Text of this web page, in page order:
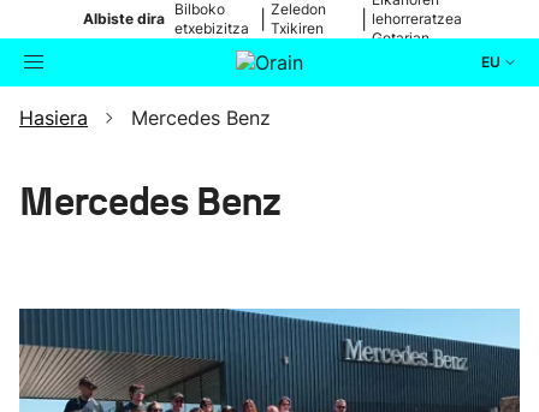
Albiste dira
Bilboko
etxebizitza
Zeledon
Txikiren
lehorreratzea
Getarian
EU
Bilatzailea Aktualitatea
Ikusmiran
Eguraldia
Hasiera Mercedes Benz
Mercedes Benz